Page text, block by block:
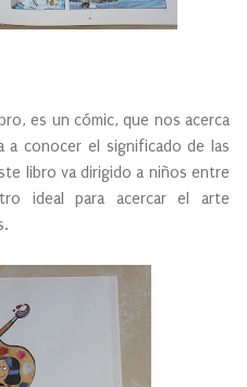
es un cómic, que nos acerca
conocer el significado de las
libro va dirigido a niños entre
ideal para acercar el arte